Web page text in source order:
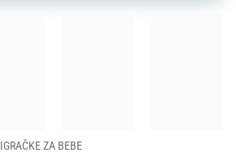
IGRAČKE ZA BEBE